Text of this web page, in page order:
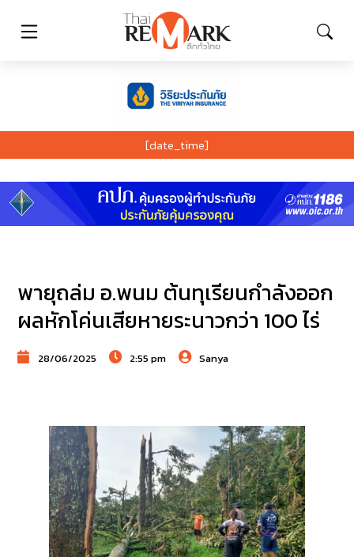
[date_time]
พายุถล่ม อ.พนม ต้นทุเรียนกำลังออก
ผลหักโค่นเสียหายระนาวกว่า 100 ไร่
28/06/2025 2:55 pm Sanya